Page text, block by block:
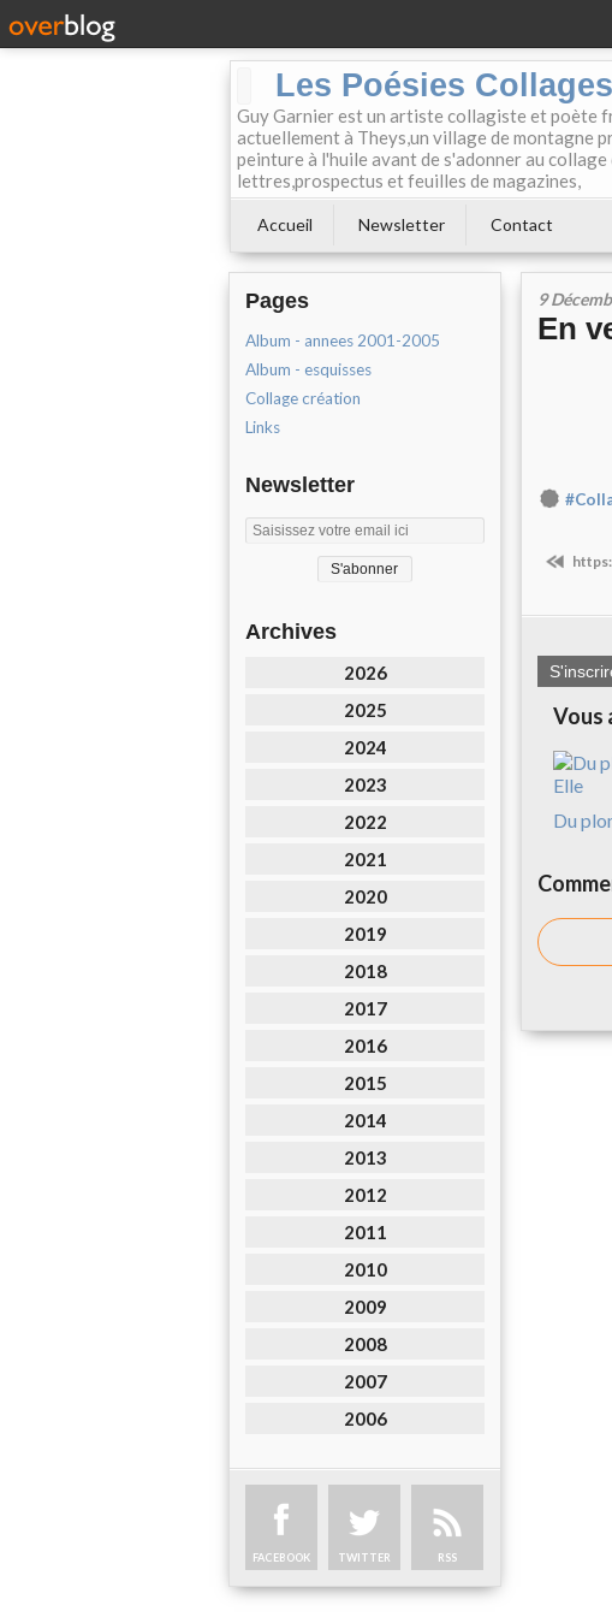
Les Poésies
Guy Garnier est un artiste collagiste et poète
actuellement à Theys,un village de montagne
peinture à l'huile avant de s'adonner au
lettres,prospectus et feuilles de magazines,
Accueil Newsletter Contact
Pages
Album - annees 2001-2005
Album - esquisses
Collage création
Links
Newsletter
Archives
2026
2025
2024
2023
2022
2021
2020
2019
2018
2017
2016
2015
2014
2013
2012
2011
2010
2009
2008
2007
2006
FACEBOOK TWITTER RSS
9
En
Vous
Du